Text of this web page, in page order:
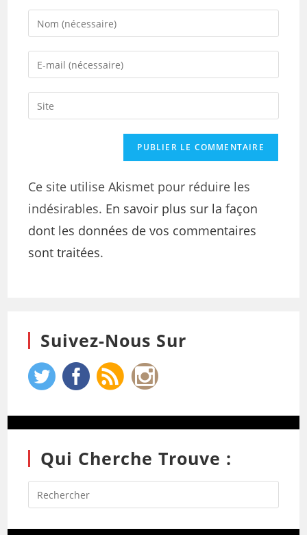
Ce site utilise Akismet pour réduire les
indésirables. En savoir plus sur la façon
dont les données de vos commentaires
sont traitées.
Suivez-Nous Sur
Qui Cherche Trouve :